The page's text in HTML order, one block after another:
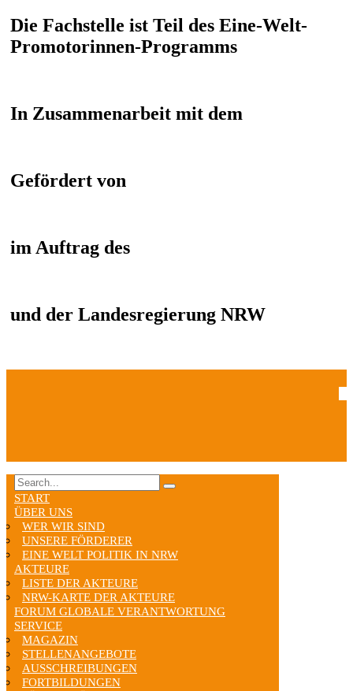
Die Fachstelle ist Teil des Eine-Welt-
Promotorinnen-Programms
In Zusammenarbeit mit dem
Gefördert von
im Auftrag des
und der Landesregierung NRW
START
ÜBER UNS
WER WIR SIND
UNSERE FÖRDERER
EINE WELT POLITIK IN NRW
AKTEURE
LISTE DER AKTEURE
NRW-KARTE DER AKTEURE
FORUM GLOBALE VERANTWORTUNG
SERVICE
MAGAZIN
STELLENANGEBOTE
AUSSCHREIBUNGEN
FORTBILDUNGEN